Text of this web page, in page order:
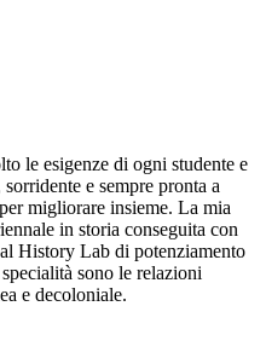
le esigenze di ogni studente e
e sempre pronta a
migliorare insieme. La mia
in storia conseguita con
History Lab di potenziamento
sono le relazioni
e decoloniale.